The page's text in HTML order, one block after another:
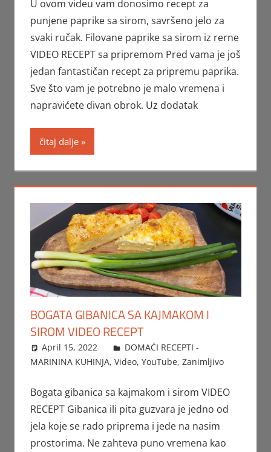
U ovom videu vam donosimo recept za
punjene paprike sa sirom, savršeno jelo za
svaki ručak. Filovane paprike sa sirom iz rerne
VIDEO RECEPT sa pripremom Pred vama je još
jedan fantastičan recept za pripremu paprika.
Sve što vam je potrebno je malo vremena i
napravićete divan obrok. Uz dodatak
čitaj dalje
BOGATA GIBANICA SA KAJMAKOM I
SIROM VIDEO RECEPT
April 15, 2022 FTorgAdmin
DOMAĆI RECEPTI -
MARININA KUHINJA, Video, YouTube, Zanimljivo
Bogata gibanica sa kajmakom i sirom VIDEO
RECEPT Gibanica ili pita guzvara je jedno od
jela koje se rado priprema i jede na nasim
prostorima. Ne zahteva puno vremena kao